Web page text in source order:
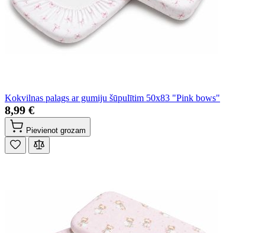
Kokvilnas palags ar gumiju šūpulītim 50x83 "Pink bows"
8,99 €
Pievienot grozam